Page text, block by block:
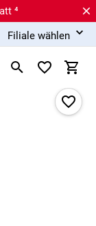
⁴
Filiale wählen